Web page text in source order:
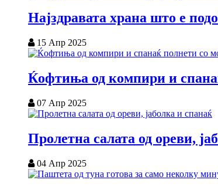
Најздравата храна што е
15 Апр 2025
Ќофтиња од компири и
07 Апр 2025
Пролетна салата од ореви,
04 Апр 2025